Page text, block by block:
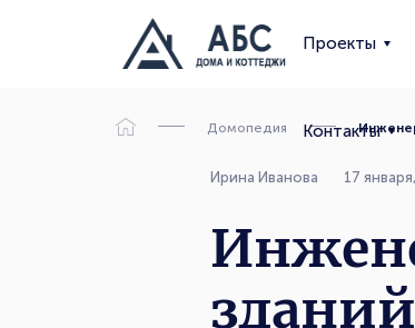
Проекты
Контакты
Домопедия
Ирина Иванова 17